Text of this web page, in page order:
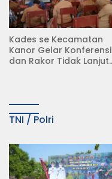
Kades se Kecamatan
Kanor Gelar Konferensi
dan Rakor Tidak Lanjut
TNI / Polri